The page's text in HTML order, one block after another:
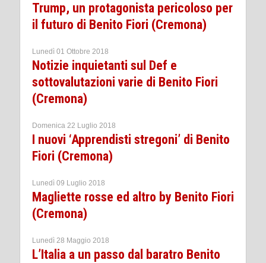
Trump, un protagonista pericoloso per
il futuro di Benito Fiori (Cremona)
Lunedì 01 Ottobre 2018
Notizie inquietanti sul Def e
sottovalutazioni varie di Benito Fiori
(Cremona)
Domenica 22 Luglio 2018
I nuovi ‘Apprendisti stregoni’ di Benito
Fiori (Cremona)
Lunedì 09 Luglio 2018
Magliette rosse ed altro by Benito Fiori
(Cremona)
Lunedì 28 Maggio 2018
L’Italia a un passo dal baratro Benito